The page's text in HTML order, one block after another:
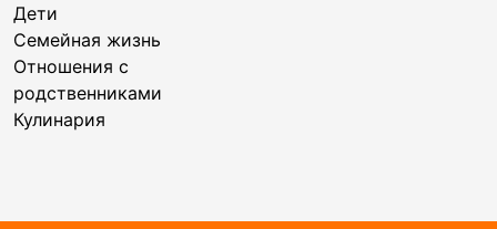
Дети
Семейная жизнь
Отношения с
родственниками
Кулинария